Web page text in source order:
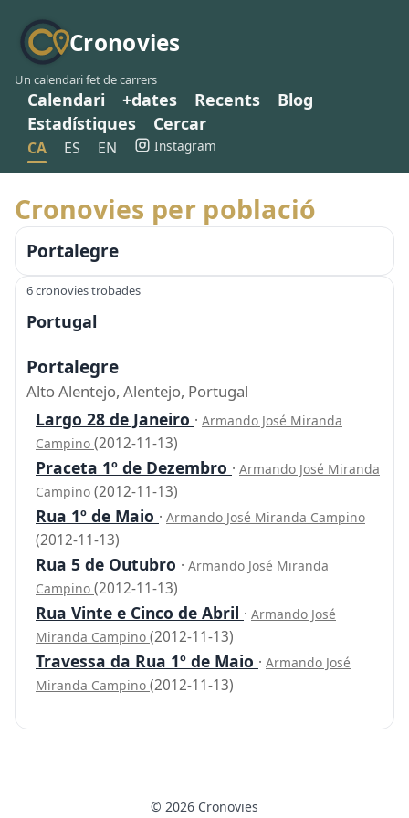
Cronovies
Un calendari fet de carrers
Calendari +dates Recents
Blog
Estadístiques
Cercar
CA ES EN Instagram
Cronovies per població
Portalegre
6 cronovies trobades
Portugal
Portalegre
Alto Alentejo, Alentejo, Portugal
Largo 28 de Janeiro · Armando José Miranda
Campino (2012-11-13)
Praceta 1º de Dezembro · Armando José Miranda
Campino (2012-11-13)
Rua 1º de Maio · Armando José Miranda Campino
(2012-11-13)
Rua 5 de Outubro · Armando José Miranda
Campino (2012-11-13)
Rua Vinte e Cinco de Abril · Armando José
Miranda Campino (2012-11-13)
Travessa da Rua 1º de Maio · Armando José
Miranda Campino (2012-11-13)
© 2026 Cronovies